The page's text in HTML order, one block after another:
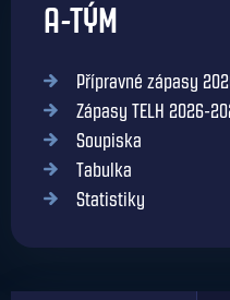
A-TÝM
Přípravné zápasy
Zápasy TELH 2026-
Soupiska
Tabulka
Statistiky